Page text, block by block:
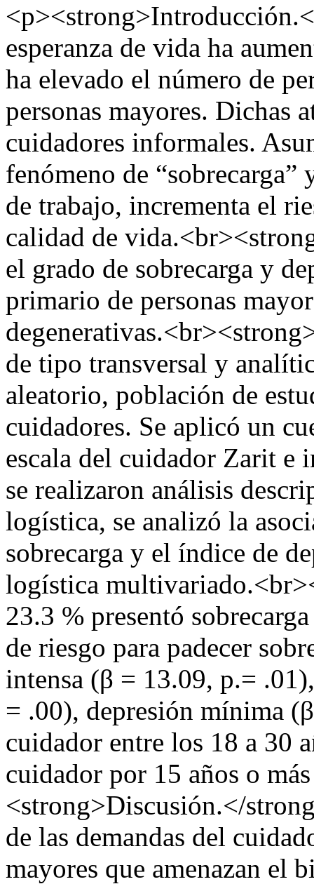
esperanza de vida ha
ha elevado el número de
personas mayores. Dichas
cuidadores informales.
fenómeno de “sobrecarga”
de trabajo, incrementa el
calidad de
el grado de sobrecarga y
primario de personas
de tipo transversal y
aleatorio, población de
cuidadores. Se aplicó un
escala del cuidador Zarit e
se realizaron análisis
logística, se analizó la
sobrecarga y el índice de
logística
23.3 % presentó
de riesgo para padecer
intensa (β = 13.09, p.=
= .00), depresión mínima
cuidador entre los 18 a 30
cuidador por 15 años o
<strong>Discusión.</
de las demandas del
mayores que amenazan el